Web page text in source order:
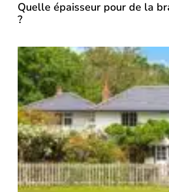
Quelle épaisseur pour de la
?